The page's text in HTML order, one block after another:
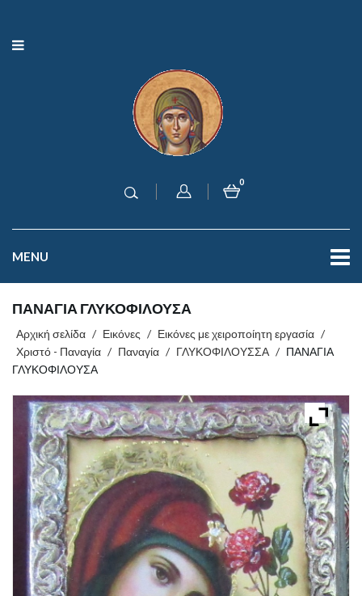
0
MENU
ΠΑΝΑΓΙΑ ΓΛΥΚΟΦΙΛΟΥΣΑ
Αρχική σελίδα / Εικόνες / Εικόνες με χειροποίητη εργασία /
Χριστό - Παναγία / Παναγία / ΓΛΥΚΟΦΙΛΟΥΣΣΑ / ΠΑΝΑΓΙΑ
ΓΛΥΚΟΦΙΛΟΥΣΑ